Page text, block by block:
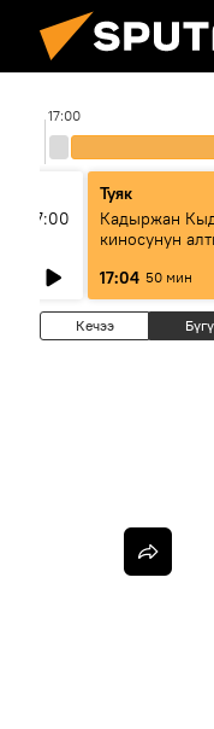
17:00
17:00
Туяк
Кадыржан
киносунун
17:04 50 мин
Кечээ